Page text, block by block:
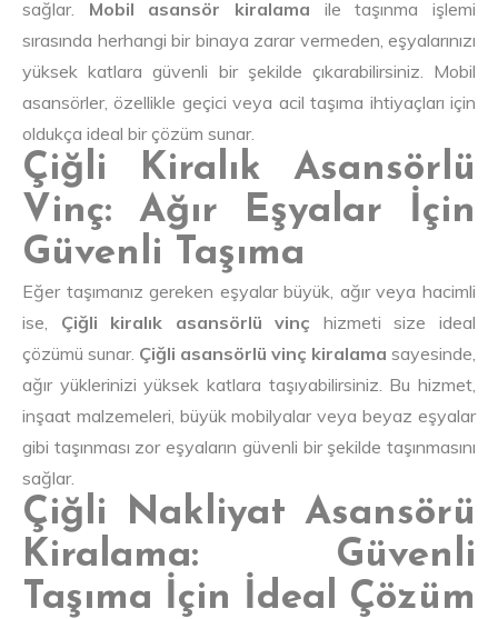
sağlar. Mobil asansör kiralama ile taşınma işlemi
sırasında herhangi bir binaya zarar vermeden, eşyalarınızı
yüksek katlara güvenli bir şekilde çıkarabilirsiniz. Mobil
asansörler, özellikle geçici veya acil taşıma ihtiyaçları için
oldukça ideal bir çözüm sunar.
Çiğli Kiralık Asansörlü
Vinç: Ağır Eşyalar İçin
Güvenli Taşıma
Eğer taşımanız gereken eşyalar büyük, ağır veya hacimli
ise, Çiğli kiralık asansörlü vinç hizmeti size ideal
çözümü sunar. Çiğli asansörlü vinç kiralama sayesinde,
ağır yüklerinizi yüksek katlara taşıyabilirsiniz. Bu hizmet,
inşaat malzemeleri, büyük mobilyalar veya beyaz eşyalar
gibi taşınması zor eşyaların güvenli bir şekilde taşınmasını
sağlar.
Çiğli Nakliyat Asansörü
Kiralama: Güvenli
Taşıma İçin İdeal Çözüm